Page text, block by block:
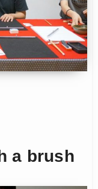
a brush